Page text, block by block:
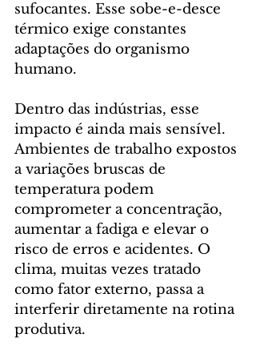
sufocantes. Esse sobe-e-desce
térmico exige constantes
adaptações do organismo
humano.
Dentro das indústrias, esse
impacto é ainda mais sensível.
Ambientes de trabalho expostos
a variações bruscas de
temperatura podem
comprometer a concentração,
aumentar a fadiga e elevar o
risco de erros e acidentes. O
clima, muitas vezes tratado
como fator externo, passa a
interferir diretamente na rotina
produtiva.